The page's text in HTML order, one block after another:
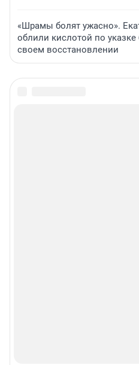
«Шрамы болят ужасно».
облили кислотой по
своем восстановлении